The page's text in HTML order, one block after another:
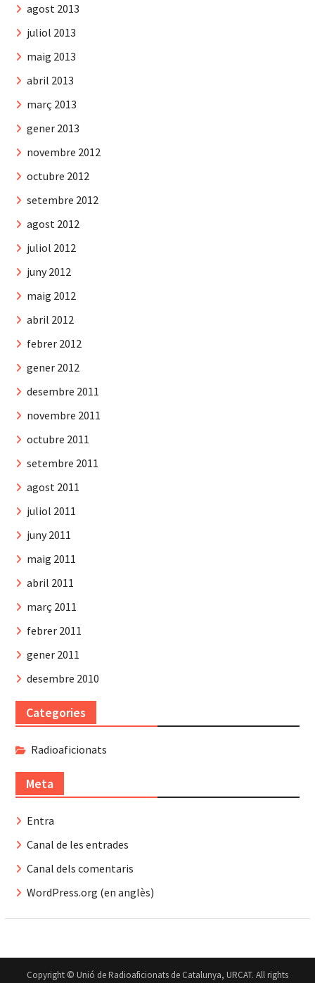
agost 2013
juliol 2013
maig 2013
abril 2013
març 2013
gener 2013
novembre 2012
octubre 2012
setembre 2012
agost 2012
juliol 2012
juny 2012
maig 2012
abril 2012
febrer 2012
gener 2012
desembre 2011
novembre 2011
octubre 2011
setembre 2011
agost 2011
juliol 2011
juny 2011
maig 2011
abril 2011
març 2011
febrer 2011
gener 2011
desembre 2010
Categories
Radioaficionats
Meta
Entra
Canal de les entrades
Canal dels comentaris
WordPress.org (en anglès)
Copyright © Unió de Radioaficionats de Catalunya, URCAT. All rights